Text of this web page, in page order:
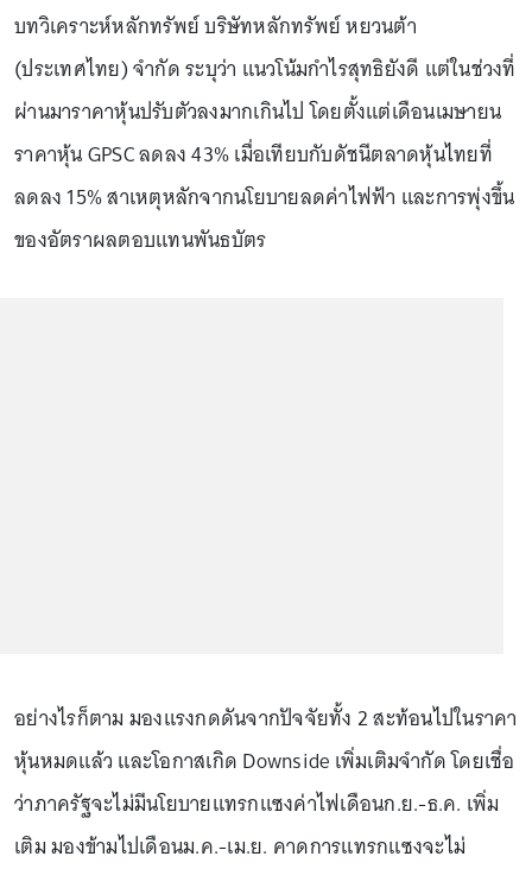
บทวิเคราะห์หลักทรัพย์ บริษัทหลักทรัพย์ หยวนต้า
(ประเทศไทย) จำกัด ระบุว่า แนวโน้มกำไรสุทธิยังดี แต่ในช่วงที่
ผ่านมาราคาหุ้นปรับตัวลงมากเกินไป โดยตั้งแต่เดือนเมษายน
ราคาหุ้น GPSC ลดลง 43% เมื่อเทียบกับดัชนีตลาดหุ้นไทยที่
ลดลง 15% สาเหตุหลักจากนโยบายลดค่าไฟฟ้า และการพุ่งขึ้น
ของอัตราผลตอบแทนพันธบัตร
อย่างไรก็ตาม มองแรงกดดันจากปัจจัยทั้ง 2 สะท้อนไปในราคา
หุ้นหมดแล้ว และโอกาสเกิด Downside เพิ่มเติมจำกัด โดยเชื่อ
ว่าภาครัฐจะไม่มีนโยบายแทรกแซงค่าไฟเดือนก.ย.-ธ.ค. เพิ่ม
เติม มองข้ามไปเดือนม.ค.-เม.ย. คาดการแทรกแซงจะไม่